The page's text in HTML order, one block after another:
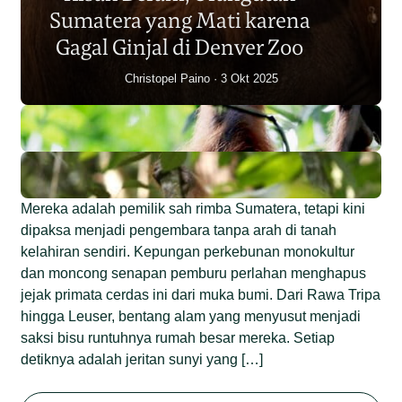
Junaidi Hanafiah 14 Jul 2026
Sumatera yang Mati karena
Gagal Ginjal di Denver Zoo
Christopel Paino 3 Okt 2025
Mereka adalah pemilik sah rimba Sumatera, tetapi kini
dipaksa menjadi pengembara tanpa arah di tanah
kelahiran sendiri. Kepungan perkebunan monokultur
dan moncong senapan pemburu perlahan menghapus
jejak primata cerdas ini dari muka bumi. Dari Rawa Tripa
hingga Leuser, bentang alam yang menyusut menjadi
saksi bisu runtuhnya rumah besar mereka. Setiap
detiknya adalah jeritan sunyi yang […]